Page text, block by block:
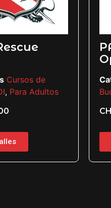
Cursos de
, Para Adultos